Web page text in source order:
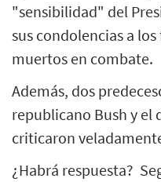
"sensibilidad" del
sus condolencias a
muertos en combate.
Además, dos
republicano Bush y el
criticaron
¿Habrá respuesta?